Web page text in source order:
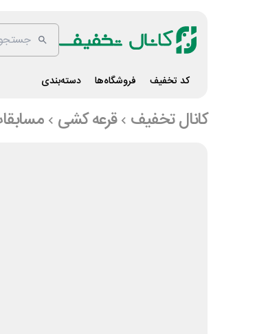
کد تخفیف فروشگاه‌ها دسته‌بندی
کانال تخفیف قرعه کشی